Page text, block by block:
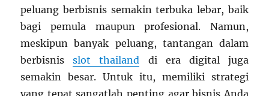
peluang berbisnis semakin terbuka lebar, baik
bagi pemula maupun profesional. Namun,
meskipun banyak peluang, tantangan dalam
berbisnisslot thailand di era digital juga
semakin besar. Untuk itu, memiliki strategi